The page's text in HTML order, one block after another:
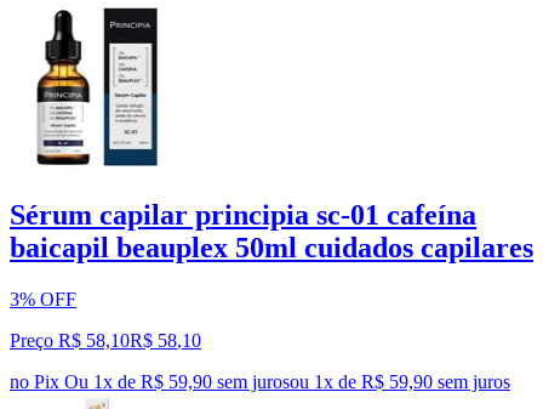
Sérum capilar principia sc-01 cafeína
baicapil beauplex 50ml cuidados capilares
3% OFF
Preço R$ 58,10R$ 58,10
no Pix Ou 1x de R$ 59,90 sem jurosou 1x de R$ 59,90 sem juros